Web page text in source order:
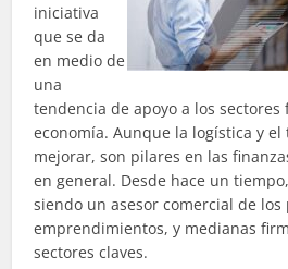
iniciativa
que se da
en medio de
una
tendencia de apoyo a los sectores
economía. Aunque la logística y
mejorar, son pilares en las
en general. Desde hace un
siendo un asesor comercial de los
emprendimientos, y medianas
sectores claves.